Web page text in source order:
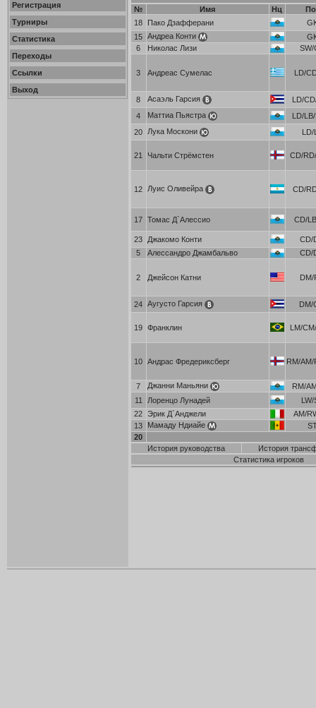
Регистрация
Турниры
Статистика
Переходы
Ссылки
Выход
№ Имя Нц
18
Пако Дзафферани
15 Андреа Конти
6
Николас Лизи SW/
3 Андреас Сумелас LD/
8 Асаэль Гарсия
LD/
4
Маттиа Пьястра
LD/
20
Лука Москони LD/
21 Чальти Стрёмстен CD/
12 Луис Оливейра CD/
17 Томас Д`Алессио CD/
23 Джакомо Конти
CD/
5
Алессандро Джамбальво CD/
2 Джейсон Катни DM/
24 Аугусто Гарсия DM/
19 Франклин LM/
10 Андрас Фредериксберг RM/AM/
7 Джанни Маньяни
RM/
11
Лоренцо Лунадей
LW/
22 Эрик Д`Анджели
AM/
13
Мамаду Ндиайе
20
История руководства
История
Статистика игроков